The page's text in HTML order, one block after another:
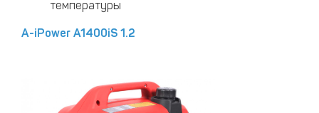
температуры
A-iPower A1400iS 1.2